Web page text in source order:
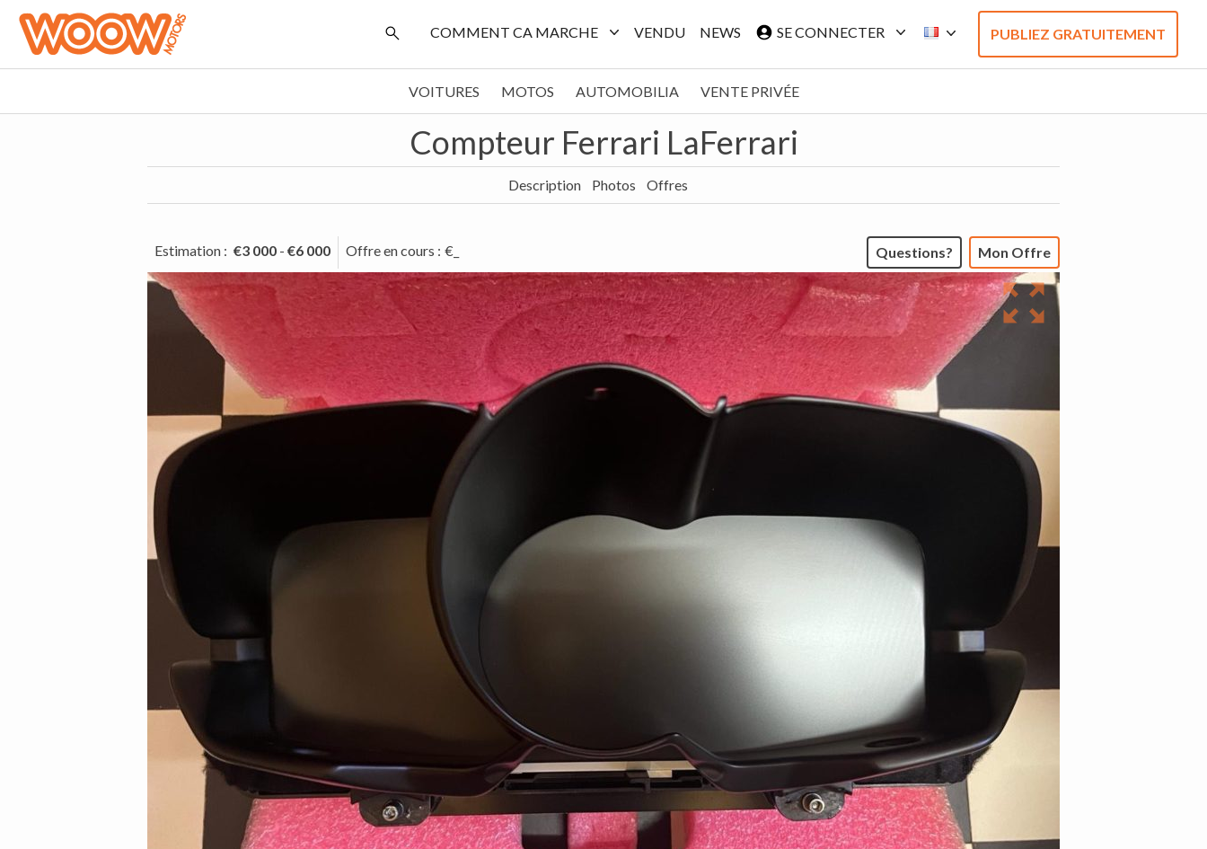
COMMENT CA MARCHE VENDU NEWS SE CONNECTER PUBLIEZ GRATUITEMENT
VOITURES MOTOS AUTOMOBILIA VENTE PRIVÉE
Compteur Ferrari LaFerrari
Description Photos Offres
Estimation : €3 000 - €6 000 Offre en cours : €_ Questions? Mon Offre